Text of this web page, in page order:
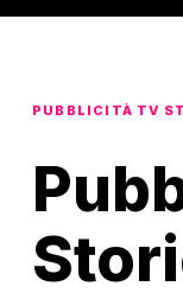
PUBBLICITÀ TV